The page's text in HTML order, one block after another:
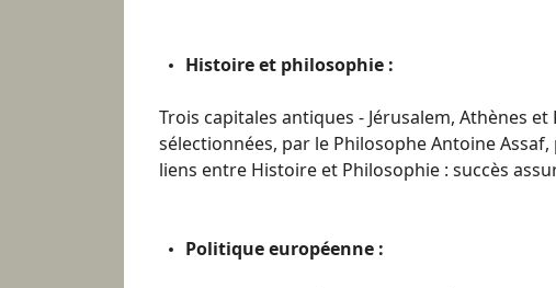
Histoire et philosophie :
Trois capitales antiques - Jérusalem, Athènes et
sélectionnées, par le Philosophe Antoine
liens entre Histoire et Philosophie : succès
Politique européenne :